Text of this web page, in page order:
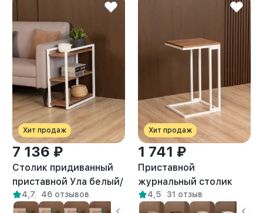
Хит продаж
7 136 ₽
Столик придиванный
приставной Ула белый/
амаретто
4,7 46 отзывов
Хит продаж
1 741 ₽
Приставной
журнальный столик
Римо белый/амаретто
4,5 31 отзыв